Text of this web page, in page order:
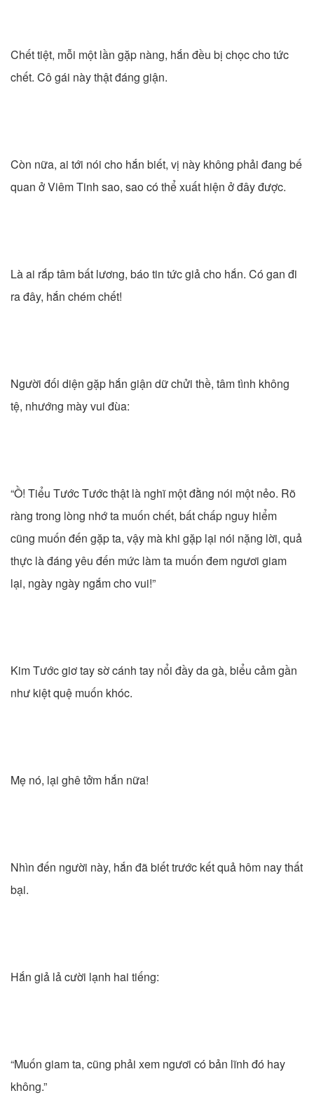
Chết tiệt, mỗi một lần gặp nàng, hắn đều bị chọc cho tức
chết. Cô gái này thật đáng giận.
Còn nữa, ai tới nói cho hắn biết, vị này không phải đang bế
quan ở Viêm Tinh sao, sao có thể xuất hiện ở đây được.
Là ai rắp tâm bất lương, báo tin tức giả cho hắn. Có gan đi
ra đây, hắn chém chết!
Người đối diện gặp hắn giận dữ chửi thề, tâm tình không
tệ, nhướng mày vui đùa:
“Ồ! Tiểu Tước Tước thật là nghĩ một đằng nói một nẻo. Rõ
ràng trong lòng nhớ ta muốn chết, bất chấp nguy hiểm
cũng muốn đến gặp ta, vậy mà khi gặp lại nói nặng lời, quả
thực là đáng yêu đến mức làm ta muốn đem ngươi giam
lại, ngày ngày ngắm cho vui!”
Kim Tước giơ tay sờ cánh tay nổi đầy da gà, biểu cảm gần
như kiệt quệ muốn khóc.
Mẹ nó, lại ghê tởm hắn nữa!
Nhìn đến người này, hắn đã biết trước kết quả hôm nay thất
bại.
Hắn giả lả cười lạnh hai tiếng:
“Muốn giam ta, cũng phải xem ngươi có bản lĩnh đó hay
không.”